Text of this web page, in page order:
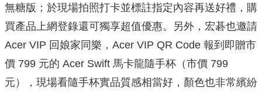
無糖版；於現場拍照打卡並標註指定內容再送好禮，購
買產品上網登錄還可獨享超值優惠。另外，宏碁也邀請
Acer VIP 回娘家同樂，Acer VIP QR Code 報到即贈市
價 799 元的 Acer Swift 馬卡龍隨手杯（市價 799
元），現場看隨手杯實品質感相當好，顏色也非常繽紛